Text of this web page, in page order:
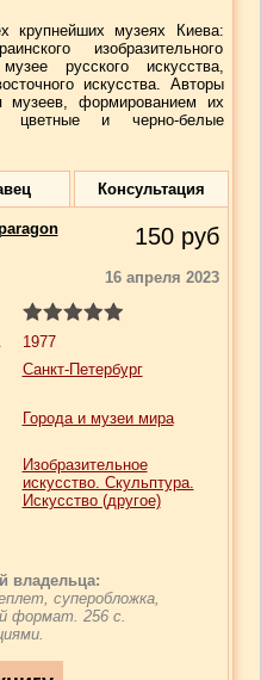
крупнейших музеях Киева:
изобразительного
русского искусства,
искусства. Авторы
музеев, формированием их
цветные и черно-белые
Консультация
150 руб
16 апреля 2023
1977
Санкт-Петербург
Города и музеи мира
Изобразительное
искусство. Скульптура.
Искусство (другое)
владельца:
суперобложка,
формат. 256 с.